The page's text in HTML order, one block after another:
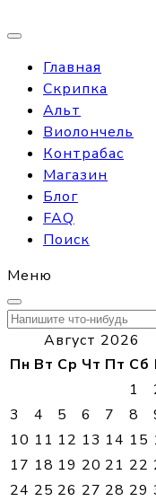
Главная
Скрипка
Альт
Виолончель
Контрабас
Магазин
Блог
FAQ
Поиск
Меню
Найти:
Август 2026
Пн Вт Ср Чт Пт Сб
1
3
4 5 6 7 8
10 11 12 13 14 15
17 18 19 20 21 22
24 25 26 27 28 29